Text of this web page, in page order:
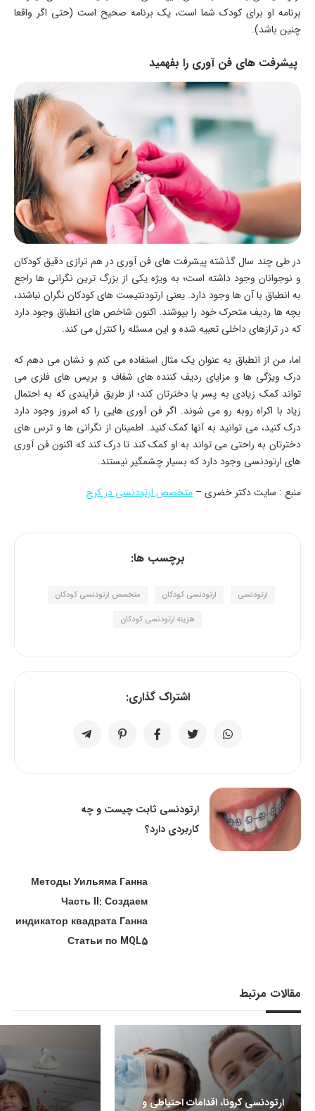
برنامه او برای کودک شما است، یک برنامه صحیح است (حتی اگر واقعا
چنین باشد).
پیشرفت های فن آوری را بفهمید
در طی چند سال گذشته پیشرفت های فن آوری در هم ترازی دقیق کودکان
و نوجوانان وجود داشته است؛ به ویژه یکی از بزرگ ترین نگرانی ها راجع
به انطباق با آن ها وجود دارد. یعنی ارتودنتیست های کودکان نگران نباشند،
بچه ها ردیف متحرک خود را بپوشند. اکنون شاخص های انطباق وجود دارد
که در ترازهای داخلی تعبیه شده و این مسئله را کنترل می کند.
اما، من از انطباق به عنوان یک مثال استفاده می کنم و نشان می دهم که
درک ویژگی ها و مزایای ردیف کننده های شفاف و بریس های فلزی می
تواند کمک زیادی به پسر یا دخترتان کند؛ از طریق فرآیندی که به احتمال
زیاد با اکراه روبه رو می شوند. اگر فن آوری هایی را که امروز وجود دارد
درک کنید، می توانید به آنها کمک کنید. اطمینان از نگرانی ها و ترس های
دخترتان به راحتی می تواند به او کمک کند تا درک کند که اکنون فن آوری
های ارتودنسی وجود دارد که بسیار چشمگیر نیستند.
منبع : سایت دکتر خضری – متخصص ارتودنسی در کرج
برچسب ها:
ارتودنسی ارتودنسی کودکان متخصص ارتودنسی کودکان
هزینه ارتودنسی کودکان
اشتراک گذاری:
ارتودنسی ثابت چیست و چه
کاربردی دارد؟
Методы Уильяма Ганна
Часть II: Создаем
индикатор квадрата Ганна
Статьи по MQL5
مقالات مرتبط
ارتودنسی کرونا، اقدامات احتیاطی و